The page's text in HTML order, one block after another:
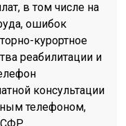
в том числе на
ошибок
курортное
реабилитации и
консультации
телефоном,